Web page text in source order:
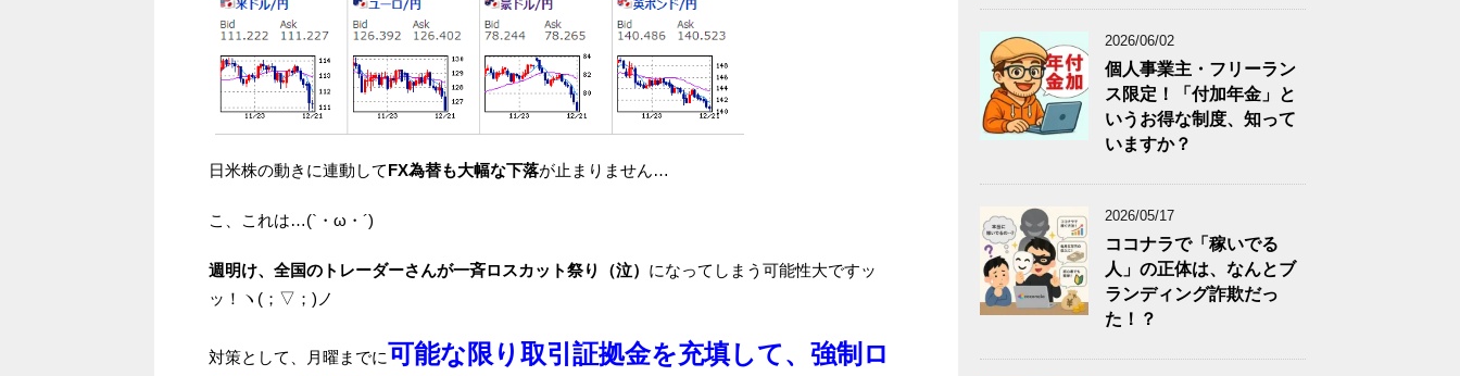
日米株の動きに連動してFX為替も大幅な下落が止まりません…
こ、これは…(`・ω・´)
週明け、全国のトレーダーさんが一斉ロスカット祭り（泣） になってしまう可能性大ですッ
ッ！ヽ(；▽；)ノ
対策として、月曜までに可能な限り取引証拠金を充填して、強制ロ
2026/06/02
個人事業主・フリーラン
ス限定！「付加年金」と
いうお得な制度、知って
いますか？
2026/05/17
ココナラで「稼いでる
人」の正体は、なんとブ
ランディング詐欺だっ
た！？